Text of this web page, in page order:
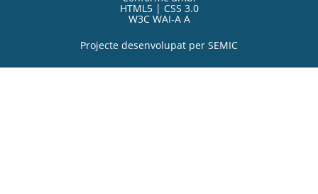
HTML5 | CSS 3.0
W3C WAI-A A
Projecte desenvolupat per SEMIC